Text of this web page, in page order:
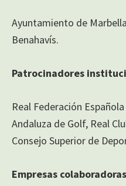
Ayuntamiento de
Benahavís.
Patrocinadores
Real Federación
Andaluza de Golf, Real
Consejo Superior de
Empresas